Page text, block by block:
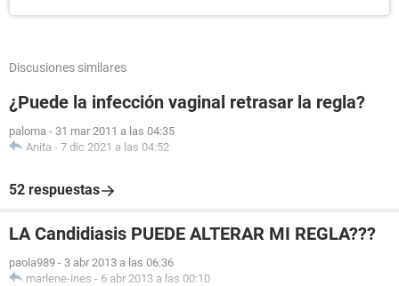
Discusiones similares
¿Puede la infección vaginal retrasar la regla?
paloma - 31 mar 2011 a las 04:35
Anita - 7 dic 2021 a las 04:52
52 respuestas
LA Candidiasis PUEDE ALTERAR MI REGLA???
paola989 - 3 abr 2013 a las 06:36
marlene-ines - 6 abr 2013 a las 00:10